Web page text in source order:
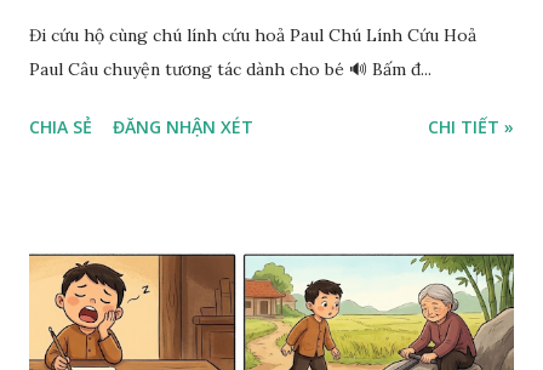
Đi cứu hộ cùng chú lính cứu hoả Paul Chú Lính Cứu Hoả
Paul Câu chuyện tương tác dành cho bé 🔊 Bấm đ...
CHIA SẺ ĐĂNG NHẬN XÉT CHI TIẾT »